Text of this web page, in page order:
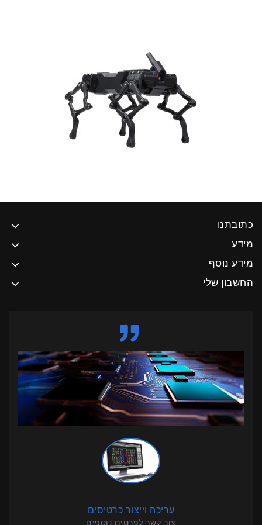
כתובתנו
מידע
מידע נוסף
החשבון שלי
עריכה וייצור כרטיסים
צור קשר לפרטים נוספים